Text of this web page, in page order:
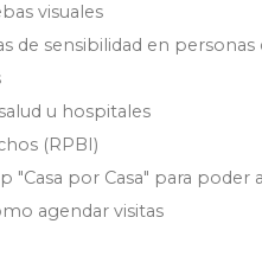
visuales
de sensibilidad en
u hospitales
(RPBI)
por Casa" para poder
agendar visitas